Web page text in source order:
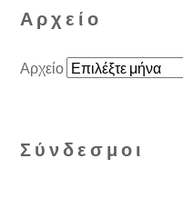
Αρχείο
Αρχείο
Σύνδεσμοι